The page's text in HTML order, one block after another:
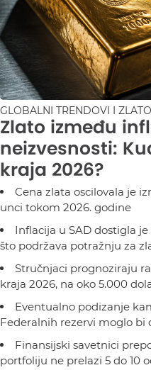
GLOBALNI TRENDOVI I ZLATO
Zlato između
neizvesnosti:
kraja 2026?
Cena zlata oscilovala je
unci tokom 2026. godine
Inflacija u SAD dostigla
što podržava potražnju za
Stručnjaci prognoziraju
kraja 2026, na oko 5.000
Eventualno podizanje
Federalnih rezervi moglo bi
Finansijski savetnici
portfoliju ne prelazi 5 do 10